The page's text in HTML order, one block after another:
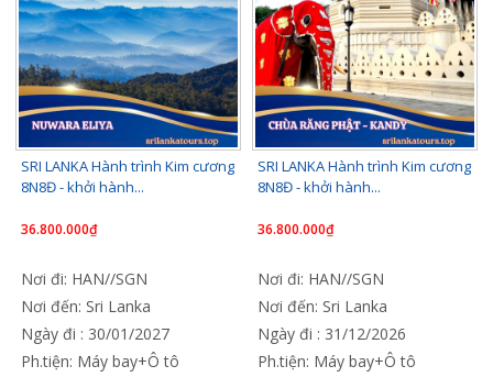
SRI LANKA Hành trình Kim cương
8N8Đ - khởi hành...
36.800.000₫
Nơi đi: HAN//SGN
Nơi đến: Sri Lanka
Ngày đi : 30/01/2027
Ph.tiện: Máy bay+Ô tô
SRI LANKA Hành trình Kim cương
8N8Đ - khởi hành...
36.800.000₫
Nơi đi: HAN//SGN
Nơi đến: Sri Lanka
Ngày đi : 31/12/2026
Ph.tiện: Máy bay+Ô tô